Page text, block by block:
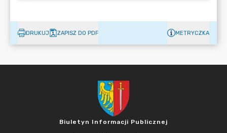
DRUKUJ ZAPISZ DO PDF METRYCZKA
Biuletyn Informacji Publicznej